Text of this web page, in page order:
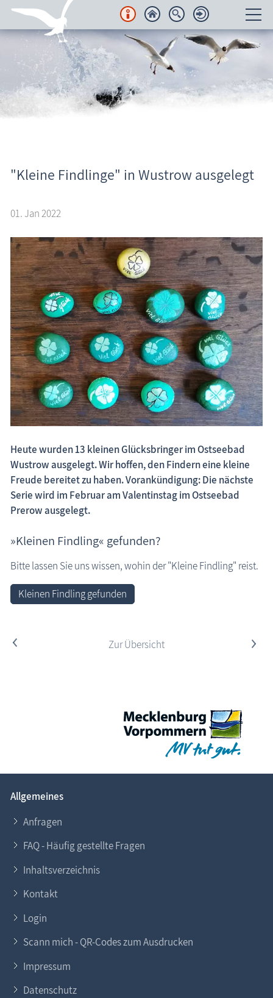
Unterkünfte
Regionales
Urlaubsorte
Freizeit
Blog
Aktuelles
Fischland-Darß-Zingst.net: neu eingestellte Unterkünfte, neue Beiträge,
neue Bilderserien von traditionellen Festen
"Kleine Findlinge" in Wustrow ausgelegt
01. Jan 2022
Heute wurden 13 kleinen Glücksbringer im Ostseebad
Wustrow ausgelegt. Wir hoffen, den Findern eine kleine
Freude bereitet zu haben. Vorankündigung: Die nächste
Serie wird im Februar am Valentinstag im Ostseebad
Prerow ausgelegt.
»Kleinen Findling« gefunden?
Bitte lassen Sie uns wissen, wohin der "Kleine Findling" reist.
Kleinen Findling gefunden
< Zur Übersicht >
Allgemeines
Anfragen
FAQ - Häufig gestellte Fragen
Inhaltsverzeichnis
Kontakt
Login
Scann mich - QR-Codes zum Ausdrucken
Impressum
Datenschutz